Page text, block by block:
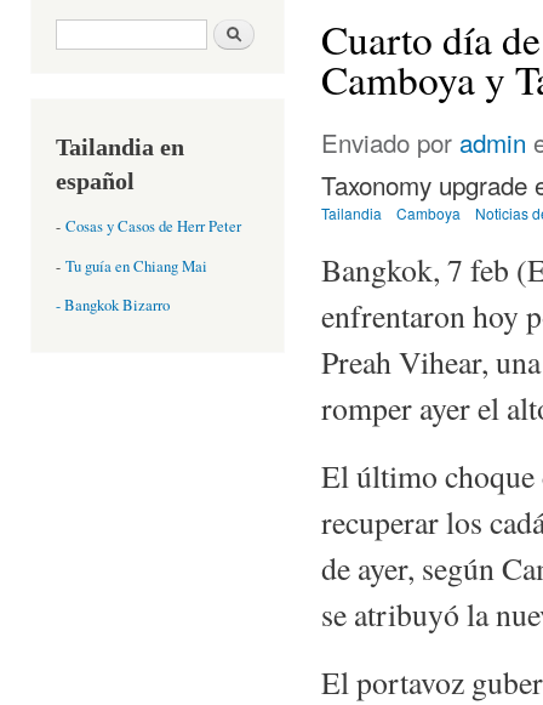
Formulario de búsquedaBuscar
Tailandia en
español
- Cosas y Casos de Herr Peter
- Tu guía en Chiang Mai
- Bangkok Bizarro
Cuarto día
Camboya y
Enviado por admin
Taxonomy upgrade
Tailandia Camboya Noticias
Bangkok, 7 feb
enfrentaron hoy
Preah Vihear,
romper ayer el
El último choque
recuperar los
de ayer, según
se atribuyó la
El portavoz